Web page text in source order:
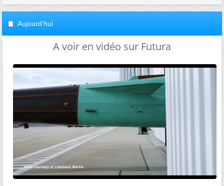
Aujourd'hui
A voir en vidéo sur Futura